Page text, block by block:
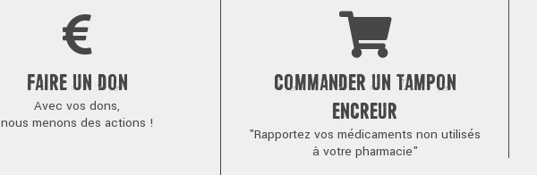
FAIRE UN DON
Avec vos dons,
nous menons des actions !
COMMANDER UN TAMPON
ENCREUR
"Rapportez vos médicaments non utilisés
à votre pharmacie"